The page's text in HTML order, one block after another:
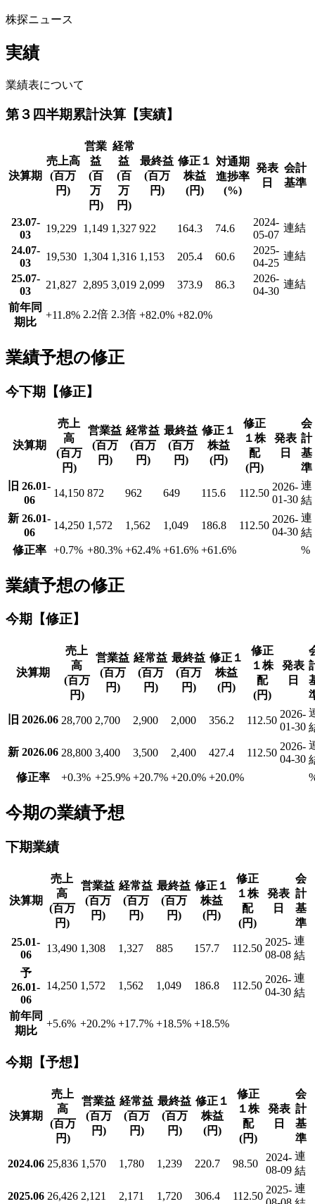
株探ニュース
実績
業績表について
第３四半期累計決算【実績】
決算期
売上高
(百万
円)
営業
益
(百
万
円)
経常
益
(百
万
円)
最終益
(百万
円)
修正１
株益
(円)
対通期
進捗率
(%)
発表
日
会計
基準
23.07-
03
19,229 1,149 1,327 922 164.3 74.6
2024-
05-07
連結
24.07-
03
19,530 1,304 1,316 1,153 205.4 60.6
2025-
04-25
連結
25.07-
03
21,827 2,895 3,019 2,099 373.9 86.3
2026-
04-30
連結
前年同
期比
+11.8% 2.2倍 2.3倍 +82.0% +82.0%
業績予想の修正
今下期【修正】
決算期
売上
高
(百万
円)
営業益
(百万
円)
経常益
(百万
円)
最終益
(百万
円)
修正１
株益
(円)
修正
１株
配
(円)
発表
日
会
計
基
準
旧 26.01-
06
14,150 872 962 649 115.6 112.50
2026-
01-30
連
結
新 26.01-
06
14,250 1,572 1,562 1,049 186.8 112.50
2026-
04-30
連
結
修正率
+0.7% +80.3% +62.4% +61.6% +61.6% %
業績予想の修正
今期【修正】
決算期
売上
高
(百万
円)
営業益
(百万
円)
経常益
(百万
円)
最終益
(百万
円)
修正１
株益
(円)
修正
１株
配
(円)
発表
日
旧 2026.06 28,700 2,700 2,900 2,000 356.2 112.50
2026-
01-30
新 2026.06 28,800 3,400 3,500 2,400 427.4 112.50
2026-
04-30
修正率
+0.3% +25.9% +20.7% +20.0% +20.0%
今期の業績予想
下期業績
決算期
売上
高
(百万
円)
営業益
(百万
円)
経常益
(百万
円)
最終益
(百万
円)
修正１
株益
(円)
修正
１株
配
(円)
発表
日
会
計
基
準
25.01-
06
13,490 1,308 1,327 885 157.7 112.50
2025-
08-08
連
結
予
26.01-
06
14,250 1,572 1,562 1,049 186.8 112.50
2026-
04-30
連
結
前年同
期比
+5.6% +20.2% +17.7% +18.5% +18.5%
今期【予想】
決算期
売上
高
(百万
円)
営業益
(百万
円)
経常益
(百万
円)
最終益
(百万
円)
修正１
株益
(円)
修正
１株
配
(円)
発表
日
会
計
基
準
2024.06 25,836 1,570 1,780 1,239 220.7 98.50
2024-
08-09
連
結
2025.06 26,426 2,121 2,171 1,720 306.4 112.50
2025- 連